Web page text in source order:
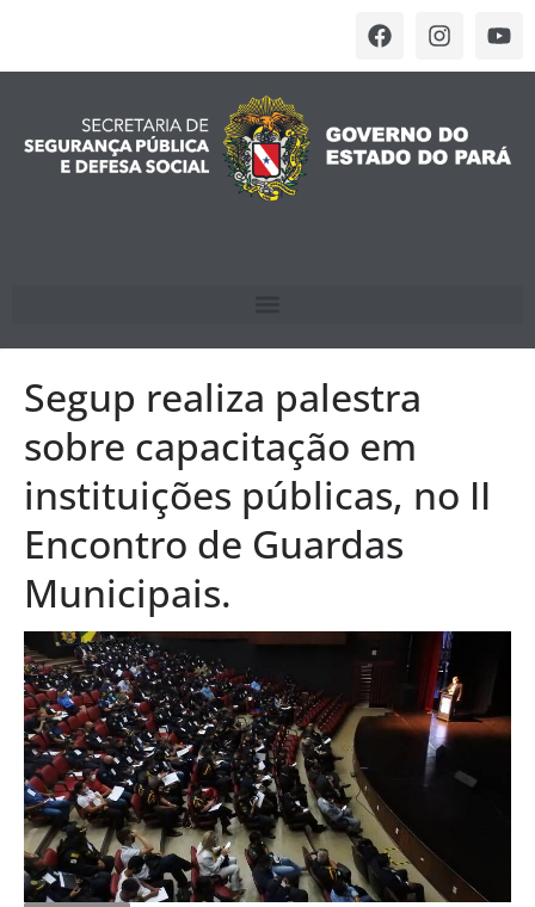
Segup realiza palestra
sobre capacitação em
instituições públicas, no II
Encontro de Guardas
Municipais.